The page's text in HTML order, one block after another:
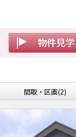
間取・区画(2)